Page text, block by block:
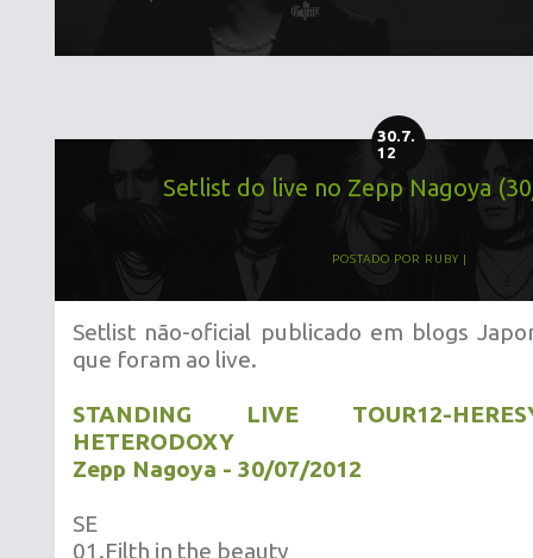
30.7.
12
Setlist do live no Zepp Nagoya
POSTADO POR RUBY
Setlist não-oficial publicado em blogs
que foram ao live.
STANDING LIVE TOUR12-
HETERODOXY
Zepp Nagoya - 30/07/2012
SE
01.Filth in the beauty